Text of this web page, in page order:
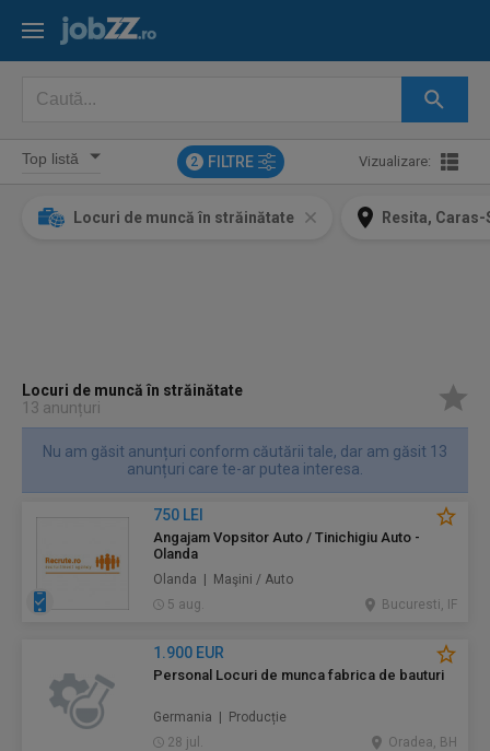
2 FILTRE Vizualizare:
Locuri de muncă în străinătate Resita,
Locuri de muncă în străinătate
13 anunțuri
Nu am găsit anunțuri conform căutării tale, dar am găsit 13
anunțuri care te-ar putea interesa.
750 LEI
Angajam Vopsitor Auto / Tinichigiu Auto -
Olanda
Olanda | Maşini / Auto
5 aug.
Bucuresti, IF
1.900 EUR
Personal Locuri de munca fabrica de bauturi
Germania | Producție
28 jul.
Oradea, BH